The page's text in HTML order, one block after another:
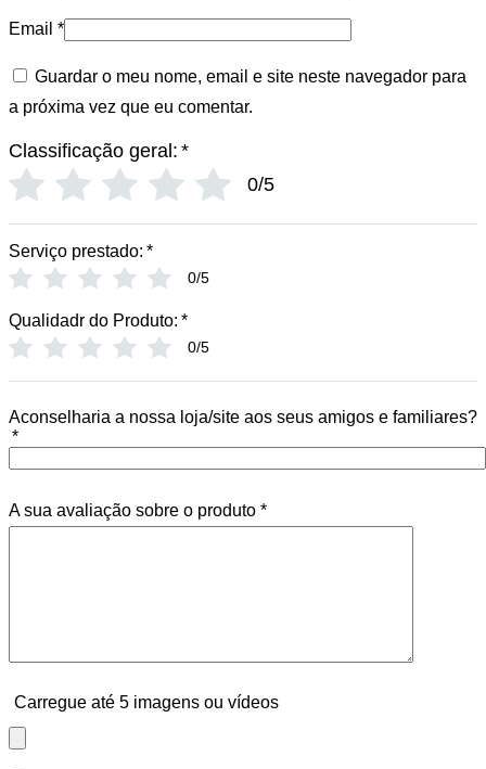
Email *
Guardar o meu nome, email e site neste navegador para
a próxima vez que eu comentar.
Classificação geral: *
0/5
Serviço prestado: *
0/5
Qualidadr do Produto: *
0/5
Aconselharia a nossa loja/site aos seus amigos e familiares?
*
A sua avaliação sobre o produto *
Carregue até 5 imagens ou vídeos